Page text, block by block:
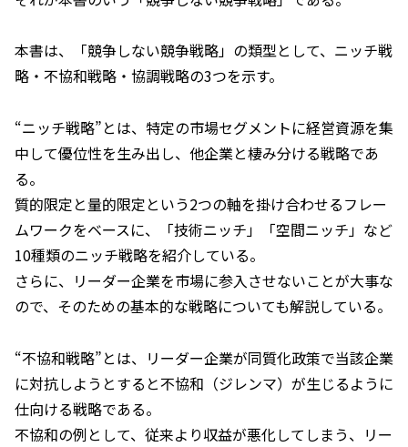
本書は、「競争しない競争戦略」の類型として、ニッチ戦
略・不協和戦略・協調戦略の3つを示す。
“ニッチ戦略”とは、特定の市場セグメントに経営資源を集
中して優位性を生み出し、他企業と棲み分ける戦略であ
る。
質的限定と量的限定という2つの軸を掛け合わせるフレー
ムワークをベースに、「技術ニッチ」「空間ニッチ」など
10種類のニッチ戦略を紹介している。
さらに、リーダー企業を市場に参入させないことが大事な
ので、そのための基本的な戦略についても解説している。
“不協和戦略”とは、リーダー企業が同質化政策で当該企業
に対抗しようとすると不協和（ジレンマ）が生じるように
仕向ける戦略である。
不協和の例として、従来より収益が悪化してしまう、リー